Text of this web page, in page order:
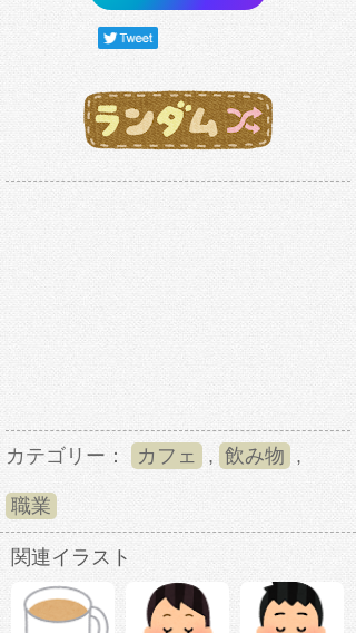
カテゴリー： カフェ , 飲み物 ,
職業
関連イラスト